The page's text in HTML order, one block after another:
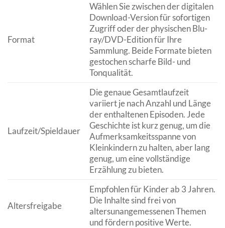
Format
Wählen Sie zwischen der digitalen
Download-Version für sofortigen
Zugriff oder der physischen Blu-
ray/DVD-Edition für Ihre
Sammlung. Beide Formate bieten
gestochen scharfe Bild- und
Tonqualität.
Laufzeit/Spieldauer
Die genaue Gesamtlaufzeit
variiert je nach Anzahl und Länge
der enthaltenen Episoden. Jede
Geschichte ist kurz genug, um die
Aufmerksamkeitsspanne von
Kleinkindern zu halten, aber lang
genug, um eine vollständige
Erzählung zu bieten.
Altersfreigabe
Empfohlen für Kinder ab 3 Jahren.
Die Inhalte sind frei von
altersunangemessenen Themen
und fördern positive Werte.